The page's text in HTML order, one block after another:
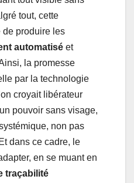
tout, cette
de produire les
automatisé et
la promesse
par la technologie
croyait libérateur
pouvoir sans visage,
non pas
dans ce cadre, le
en se muant en
traçabilité